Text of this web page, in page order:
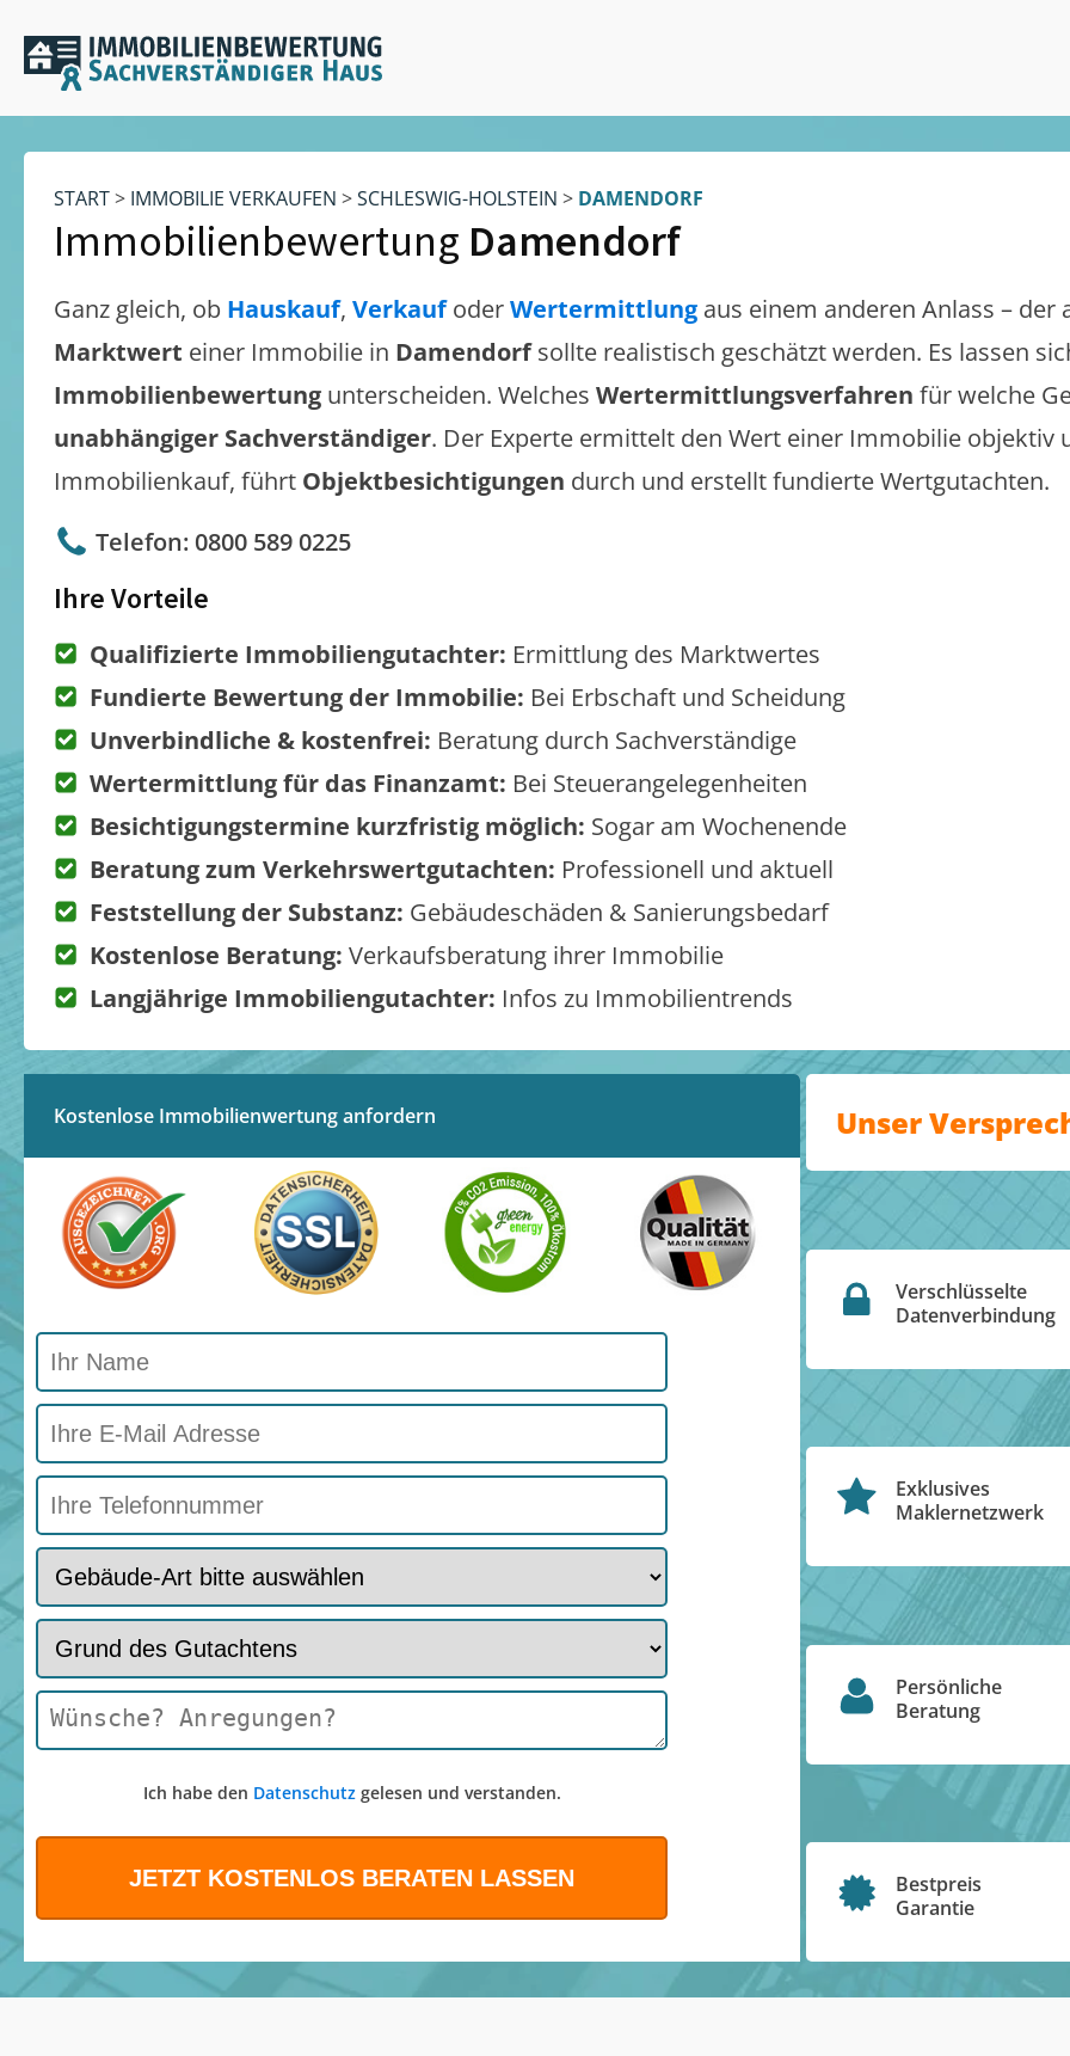
START> IMMOBILIE VERKAUFEN >SCHLESWIG-HOLSTEIN > DAMENDORF
Immobilienbewertung Damendorf
Ganz gleich, ob Hauskauf, VerkaufoderWertermittlung aus einem anderen Anlass – der
Marktwert einer Immobilie in Damendorf sollte realistisch geschätzt werden. Es lassen
Immobilienbewertung unterscheiden. Welches Wertermittlungsverfahren für welche
unabhängiger Sachverständiger. Der Experte ermittelt den Wert einer Immobilie objektiv
Immobilienkauf, führt Objektbesichtigungen durch und erstellt fundierte Wertgutachten.
Telefon: 0800 589 0225
Ihre Vorteile
Qualifizierte Immobiliengutachter: Ermittlung des Marktwertes
Fundierte Bewertung der Immobilie: Bei Erbschaft und Scheidung
Unverbindliche & kostenfrei: Beratung durch Sachverständige
Wertermittlung für das Finanzamt: Bei Steuerangelegenheiten
Besichtigungstermine kurzfristig möglich: Sogar am Wochenende
Beratung zum Verkehrswertgutachten: Professionell und aktuell
Feststellung der Substanz: Gebäudeschäden & Sanierungsbedarf
Kostenlose Beratung: Verkaufsberatung ihrer Immobilie
Langjährige Immobiliengutachter: Infos zu Immobilientrends
Kostenlose Immobilienwertung anfordern
Ich habe den Datenschutzgelesen und verstanden.
Unser
Verschlüsselte
Datenverbindung
Exklusives
Maklernetzwerk
Persönliche
Beratung
Bestpreis
Garantie